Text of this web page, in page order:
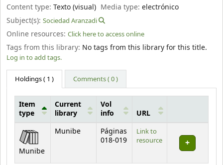
Content type: Texto (visual) Media type:electrónico
Subject(s): Sociedad Aranzadi
Online resources: Click here to access online
Tags from this library: No tags from this library for this title.
Log in to add tags.
Holdings( 1 ) Comments ( 0 )
Holdings
Item
type
Current
library
Vol
info
URL
Munibe
Munibe
Páginas
018-019
Link to
resource